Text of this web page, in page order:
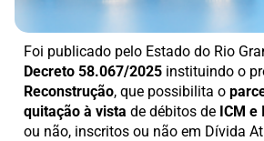
Foi publicado pelo Estado do Rio
Decreto 58.067/2025 instituindo o
Reconstrução, que possibilita o
quitação à vista de débitos de ICM e
ou não, inscritos ou não em Dívida